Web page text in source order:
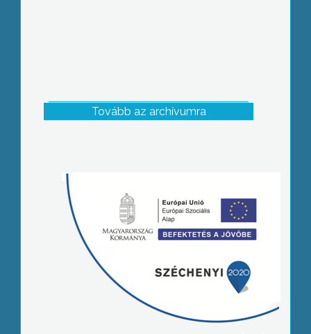
Tovább az archívumra